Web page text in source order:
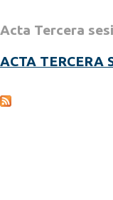
Acta Tercera
ACTA TERCERA